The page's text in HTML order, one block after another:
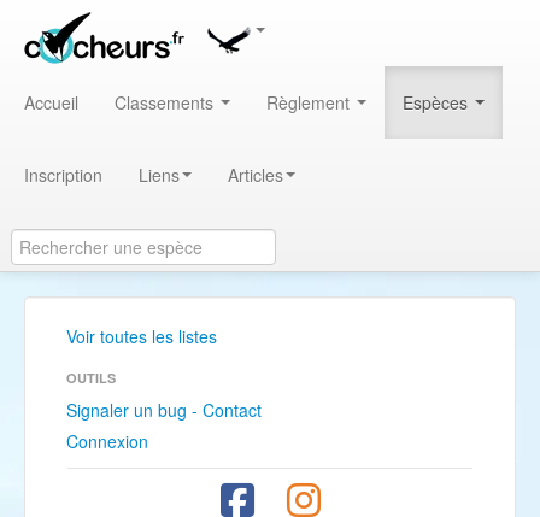
Accueil Classements Règlement Espèces
Inscription Liens Articles
Voir toutes les listes
OUTILS
Signaler un bug - Contact
Connexion